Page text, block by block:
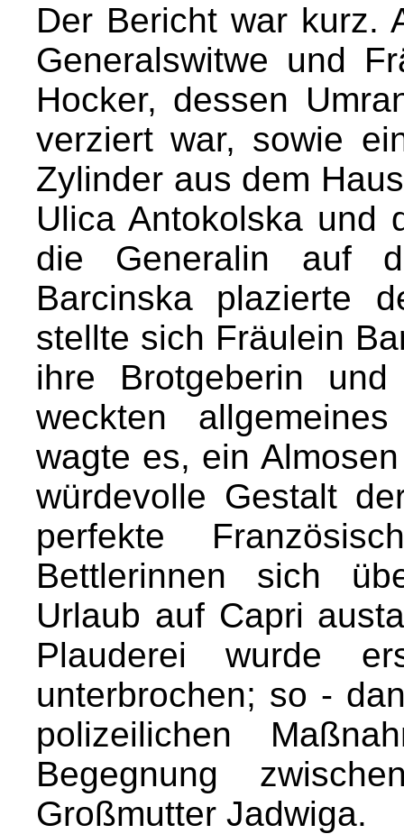
Der Bericht war kurz.
Generalswitwe und
Hocker, dessen
verziert war, sowie
Zylinder aus dem
Ulica Antokolska und
die Generalin auf
Barcinska plazierte
stellte sich Fräulein
ihre Brotgeberin
weckten
wagte es, ein
würdevolle Gestalt
perfekte
Bettlerinnen sich
Urlaub auf Capri
Plauderei wurde
unterbrochen; so -
polizeilichen
Begegnung
Großmutter Jadwiga.